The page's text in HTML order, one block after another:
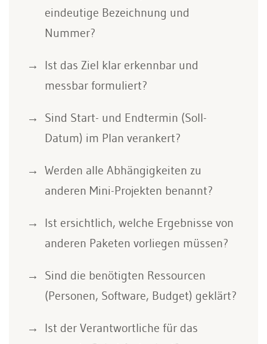
eindeutige Bezeichnung und
Nummer?
Ist das Ziel klar erkennbar und
messbar formuliert?
Sind Start- und Endtermin (Soll-
Datum) im Plan verankert?
Werden alle Abhängigkeiten zu
anderen Mini-Projekten benannt?
Ist ersichtlich, welche Ergebnisse von
anderen Paketen vorliegen müssen?
Sind die benötigten Ressourcen
(Personen, Software, Budget) geklärt?
Ist der Verantwortliche für das